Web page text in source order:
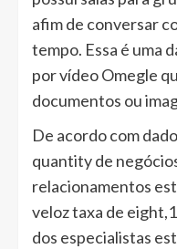
afim de conversar
tempo. Essa é uma
por vídeo Omegle
documentos ou
De acordo com
quantity de
relacionamentos
veloz taxa de
dos especialistas